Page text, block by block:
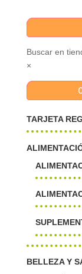
Buscar en
×
TARJETA
BELLEZA Y